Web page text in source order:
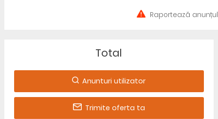
Raportează anunțul
Total
Anunturi utilizator
Trimite oferta ta